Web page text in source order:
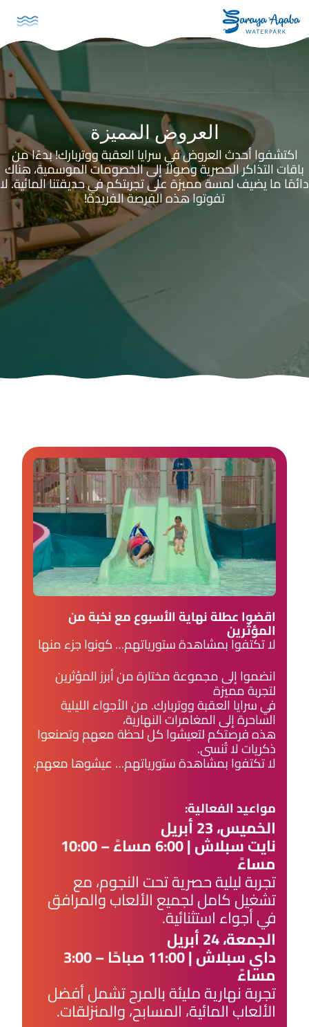
تجاوز إلى المحتوى الرئيسي
العروض المميزة
اكتشفوا أحدث العروض في سرايا العقبة ووتربارك! بدءًا من
باقات التذاكر الحصرية وصولاً إلى الخصومات الموسمية، هناك
دائمًا ما يضيف لمسة مميزة على تجربتكم في حديقتنا المائية. لا
تفوتوا هذه الفرصة الفريدة!
اقضوا عطلة نهاية الأسبوع مع نخبة من
المؤثرين
لا تكتفوا بمشاهدة ستورياتهم… كونوا جزء منها
انضموا إلى مجموعة مختارة من أبرز المؤثرين
لتجربة مميزة
في سرايا العقبة ووتربارك. من الأجواء الليلية
الساحرة إلى المغامرات النهارية،
هذه فرصتكم لتعيشوا كل لحظة معهم وتصنعوا
ذكريات لا تُنسى.​
لا تكتفوا بمشاهدة ستورياتهم… عيشوها معهم.
مواعيد الفعالية:
الخميس، 23 أبريل
نايت سبلاش | 6:00 مساءً – 10:00
مساءً
تجربة ليلية حصرية تحت النجوم، مع
تشغيل كامل لجميع الألعاب والمرافق
في أجواء استثنائية.
الجمعة، 24 أبريل
داي سبلاش | 11:00 صباحًا – 3:00
مساءً
تجربة نهارية مليئة بالمرح تشمل أفضل
الألعاب المائية، المسابح، والمنزلقات.